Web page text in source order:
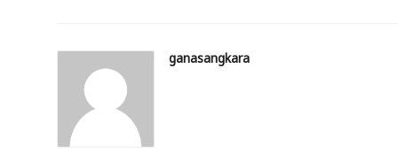
ganasangkara